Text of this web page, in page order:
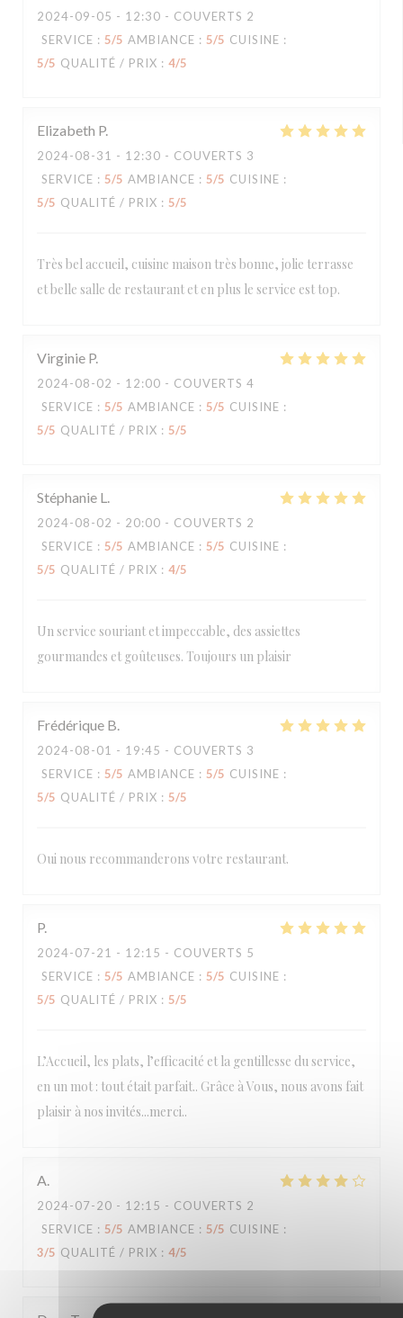
2024-09-05 - 12:30 - COUVERTS 2
SERVICE : 5/5 AMBIANCE : 5/5 CUISINE :
5/5 QUALITÉ / PRIX : 4/5
Elizabeth P
2024-08-31 - 12:30 - COUVERTS 3
SERVICE : 5/5 AMBIANCE : 5/5 CUISINE :
5/5 QUALITÉ / PRIX : 5/5
Très bel accueil, cuisine maison très bonne, jolie terrasse
et belle salle de restaurant et en plus le service est top.
Virginie P
2024-08-02 - 12:00 - COUVERTS 4
SERVICE : 5/5 AMBIANCE : 5/5 CUISINE :
5/5 QUALITÉ / PRIX : 5/5
Stéphanie L
2024-08-02 - 20:00 - COUVERTS 2
SERVICE : 5/5 AMBIANCE : 5/5 CUISINE :
5/5 QUALITÉ / PRIX : 4/5
Un service souriant et impeccable, des assiettes
gourmandes et goûteuses. Toujours un plaisir
Frédérique B
2024-08-01 - 19:45 - COUVERTS 3
SERVICE : 5/5 AMBIANCE : 5/5 CUISINE :
5/5 QUALITÉ / PRIX : 5/5
Oui nous recommanderons votre restaurant.
P
2024-07-21 - 12:15 - COUVERTS 5
SERVICE : 5/5 AMBIANCE : 5/5 CUISINE :
5/5 QUALITÉ / PRIX : 5/5
L’Accueil, les plats, l’efficacité et la gentillesse du service,
en un mot : tout était parfait.. Grâce à Vous, nous avons fait
plaisir à nos invités...merci..
A
2024-07-20 - 12:15 - COUVERTS 2
SERVICE : 5/5 AMBIANCE : 5/5 CUISINE :
3/5 QUALITÉ / PRIX : 4/5